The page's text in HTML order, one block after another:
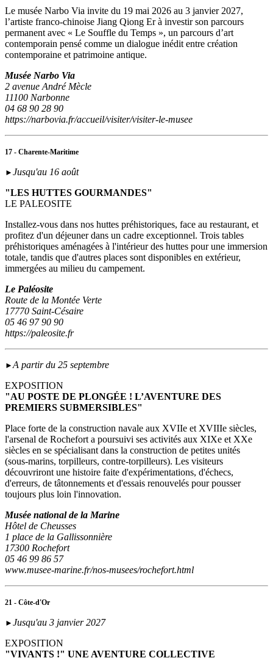
Le musée Narbo Via invite du 19 mai 2026 au 3 janvier 2027,
l’artiste franco-chinoise Jiang Qiong Er à investir son parcours
permanent avec « Le Souffle du Temps », un parcours d’art
contemporain pensé comme un dialogue inédit entre création
contemporaine et patrimoine antique.
Musée Narbo Via
2 avenue André Mècle
11100 Narbonne
04 68 90 28 90
https://narbovia.fr/accueil/visiter/visiter-le-musee
17 - Charente-Maritime
► Jusqu'au 16 août
"LES HUTTES GOURMANDES"
LE PALEOSITE
Installez-vous dans nos huttes préhistoriques, face au restaurant, et
profitez d'un déjeuner dans un cadre exceptionnel. Trois tables
préhistoriques aménagées à l'intérieur des huttes pour une immersion
totale, tandis que d'autres places sont disponibles en extérieur,
immergées au milieu du campement.
Le Paléosite
Route de la Montée Verte
17770 Saint-Césaire
05 46 97 90 90
https://paleosite.fr
►A partir du 25 septembre
EXPOSITION
"AU POSTE DE PLONGÉE ! L’AVENTURE DES
PREMIERS SUBMERSIBLES"
Place forte de la construction navale aux XVIIe et XVIIIe siècles,
l'arsenal de Rochefort a poursuivi ses activités aux XIXe et XXe
siècles en se spécialisant dans la construction de petites unités
(sous‑marins, torpilleurs, contre-torpilleurs). Les visiteurs
découvriront une histoire faite d'expérimentations, d'échecs,
d'erreurs, de tâtonnements et d'essais renouvelés pour pousser
toujours plus loin l'innovation.
Musée national de la Marine
Hôtel de Cheusses
1 place de la Gallissonnière
17300 Rochefort
05 46 99 86 57
www.musee-marine.fr/nos-musees/rochefort.html
21 - Côte-d'Or
► Jusqu'au 3 janvier 2027
EXPOSITION
"VIVANTS !" UNE AVENTURE COLLECTIVE